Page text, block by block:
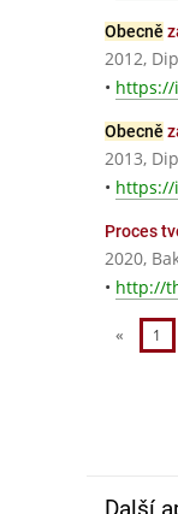
Obecně
2012,
• https://
Obecně
2013,
• https://
Proces
2020,
• http://
« 1